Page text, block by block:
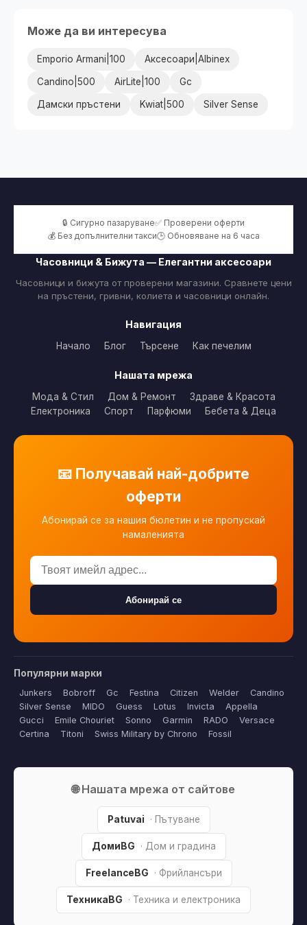
Може да ви интересува
Emporio Armani|100 Аксесоари|Albinex
Candino|500 AirLite|100 Gc
Дамски пръстени Kwiat|500 Silver Sense
🔒 Сигурно пазаруване✅ Проверени оферти
💰 Без допълнителни такси🕒 Обновяване на 6 часа
Часовници & Бижута — Елегантни аксесоари
Часовници и бижута от проверени магазини. Сравнете цени
на пръстени, гривни, колиета и часовници онлайн.
Навигация
Начало Блог Търсене Как печелим
Нашата мрежа
Мода & Стил Дом & Ремонт
Здраве & Красота
Електроника
Спорт Парфюми Бебета & Деца
📧 Получавай най-добрите
оферти
Абонирай се за нашия бюлетин и не пропускай
намаленията
Абонирай се
Популярни марки
Junkers Bobroff Gc Festina Citizen Welder
Candino
Silver Sense
MIDO Guess Lotus Invicta
Appella
Gucci
Emile Chouriet Sonno Garmin RADO
Versace
Certina
Titoni Swiss Military by Chrono Fossil
🌐 Нашата мрежа от сайтове
Patuvai · Пътуване
ДомиBG · Дом и градина
FreelanceBG · Фрийлансъри
ТехникаBG · Техника и електроника